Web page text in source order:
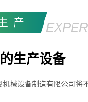
产
生产设备
机械设备制造有限公司将